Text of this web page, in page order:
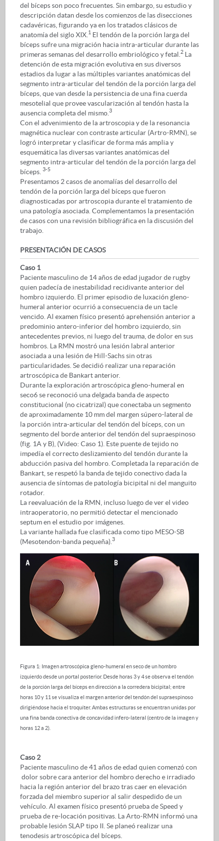
del bíceps son poco frecuentes. Sin embargo, su estudio y
descripción datan desde los comienzos de las disecciones
cadavéricas, figurando ya en los tratados clásicos de
anatomía del siglo XIX. 1 El tendón de la porción larga del
bíceps sufre una migración hacia intra-articular durante las
primeras semanas del desarrollo embriológico y fetal. 2 La
detención de esta migración evolutiva en sus diversos
estadios da lugar a las múltiples variantes anatómicas del
segmento intra-articular del tendón de la porción larga del
bíceps, que van desde la persistencia de una fina cuerda
mesotelial que provee vascularización al tendón hasta la
ausencia completa del mismo. 3
Con el advenimiento de la artroscopia y de la resonancia
magnética nuclear con contraste articular (Artro-RMN), se
logró interpretar y clasificar de forma más amplia y
esquemática las diversas variantes anatómicas del
segmento intra-articular del tendón de la porción larga del
bíceps. 3-5
Presentamos 2 casos de anomalías del desarrollo del
tendón de la porción larga del bíceps que fueron
diagnosticadas por artroscopia durante el tratamiento de
una patología asociada. Complementamos la presentación
de casos con una revisión bibliográfica en la discusión del
trabajo.
PRESENTACIÓN DE CASOS
Caso 1
Paciente masculino de 14 años de edad jugador de rugby
quien padecía de inestabilidad recidivante anterior del
hombro izquierdo. El primer episodio de luxación gleno-
humeral anterior ocurrió a consecuencia de un tacle
vencido. Al examen físico presentó aprehensión anterior a
predominio antero-inferior del hombro izquierdo, sin
antecedentes previos, ni luego del trauma, de dolor en sus
hombros. La RMN mostró una lesión labral anterior
asociada a una lesión de Hill-Sachs sin otras
particularidades. Se decidió realizar una reparación
artroscópica de Bankart anterior.
Durante la exploración artroscópica gleno-humeral en
seco6 se reconoció una delgada banda de aspecto
constitucional (no cicatrizal) que conectaba un segmento
de aproximadamente 10 mm del margen súpero-lateral de
la porción intra-articular del tendón del bíceps, con un
segmento del borde anterior del tendón del supraespinoso
(fig. 1A y B), (Video: Caso 1). Este puente de tejido no
impedía el correcto deslizamiento del tendón durante la
abducción pasiva del hombro. Completada la reparación de
Bankart, se respetó la banda de tejido conectivo dada la
ausencia de síntomas de patología bicipital ni del manguito
rotador.
La reevaluación de la RMN, incluso luego de ver el video
intraoperatorio, no permitió detectar el mencionado
septum en el estudio por imágenes.
La variante hallada fue clasificada como tipo MESO-SB
(Mesotendon-banda pequeña). 3
Figura 1: Imagen artroscópica gleno-humeral en seco de un hombro
izquierdo desde un portal posterior. Desde horas 3 y 4 se observa el tendón
de la porción larga del bíceps en dirección a la corredera bicipital; entre
horas 10 y 11 se visualiza el margen anterior del tendón del supraespinoso
dirigiéndose hacia el troquíter. Ambas estructuras se encuentran unidas por
una fina banda conectiva de concavidad infero-lateral (centro de la imagen y
horas 12 a 2).
Caso 2
Paciente masculino de 41 años de edad quien comenzó con
dolor sobre cara anterior del hombro derecho e irradiado
hacia la región anterior del brazo tras caer en elevación
forzada del miembro superior al salir despedido de un
vehículo. Al examen físico presentó prueba de Speed y
prueba de re-locación positivas. La Arto-RMN informó una
probable lesión SLAP tipo II. Se planeó realizar una
tenodesis artroscópica del bíceps.